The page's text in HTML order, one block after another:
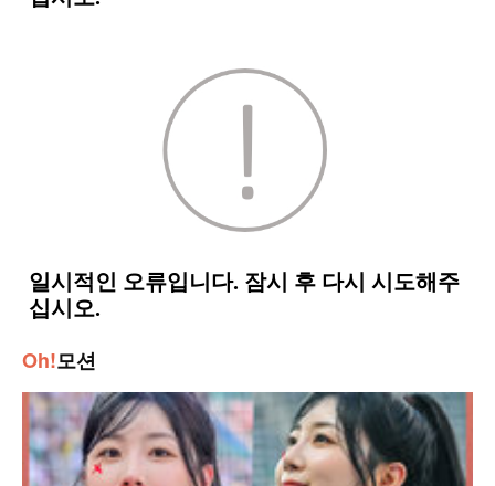
Oh!모션